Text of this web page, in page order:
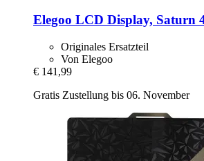
Elegoo LCD Display, Saturn
Originales Ersatzteil
Von Elegoo
€ 141,99
Gratis Zustellung bis 06. November